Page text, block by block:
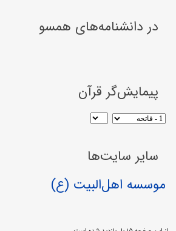
در دانشنامه‌های همسو
پیمایش‌گر قرآن
سایر سایت‌ها
موسسه اهل‌البیت (ع)